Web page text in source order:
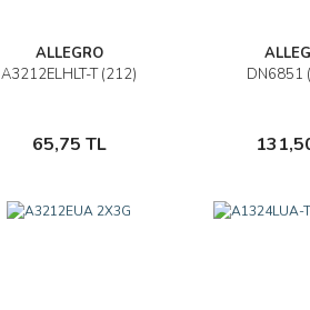
ALLEGRO
A3212ELHLT-T (212)
65,75 TL
İncele
Sepete Ekle
DN6851